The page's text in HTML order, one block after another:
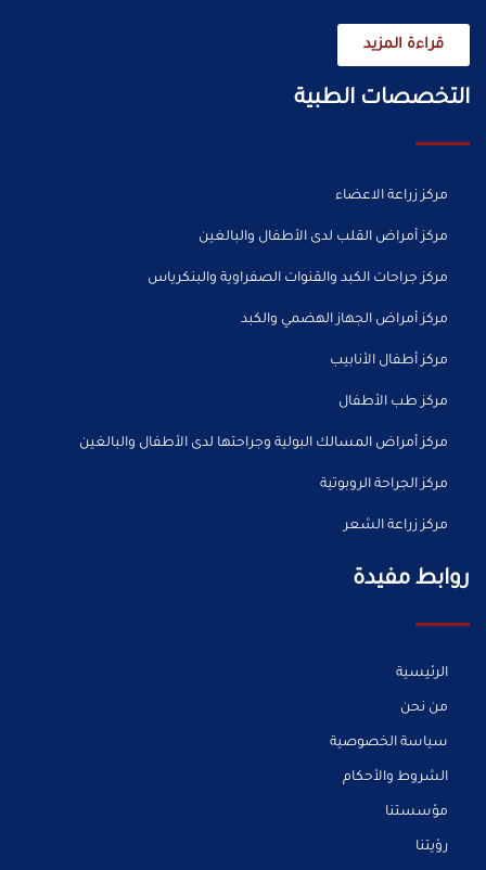
قراءة المزيد
التخصصات الطبية
مركز زراعة الاعضاء
مركز أمراض القلب لدى الأطفال والبالغين
مركز جراحات الكبد والقنوات الصفراوية والبنكرياس
مركز أمراض الجهاز الهضمي والكبد
مركز أطفال الأنابيب
مركز طب الأطفال
مركز أمراض المسالك البولية وجراحتها لدى الأطفال والبالغين
مركز الجراحة الروبوتية
مركز زراعة الشعر
روابط مفيدة
الرئيسية
من نحن
سياسة الخصوصية
الشروط والأحكام
مؤسستنا
رؤيتنا